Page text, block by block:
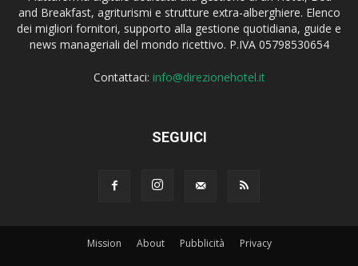
and Breakfast, agriturismi e strutture extra-alberghiere. Elenco
dei migliori fornitori, supporto alla gestione quotidiana, guide e
news manageriali del mondo ricettivo. P.IVA 05798530654
Contattaci: info@direzionehotel.it
SEGUICI
Mission About Pubblicità
Privacy